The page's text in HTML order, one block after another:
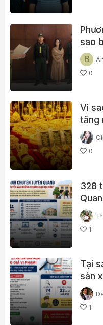
sao
tới
Nam?
B
0
Vì
tăng
0
328
1
Tại
sản
1